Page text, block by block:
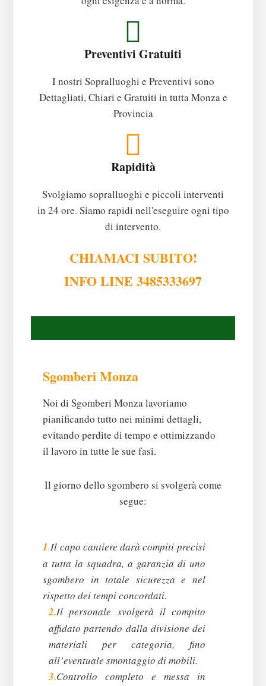
Preventivi Gratuiti
I nostri Sopralluoghi e Preventivi sono
Dettagliati, Chiari e Gratuiti in tutta Monza e
Provincia
Rapidità
Svolgiamo sopralluoghi e piccoli interventi
in 24 ore. Siamo rapidi nell'eseguire ogni tipo
di intervento.
CHIAMACI SUBITO!
INFO LINE 3485333697
Sgomberi Monza
Noi di Sgomberi Monza lavoriamo
pianificando tutto nei minimi dettagli,
evitando perdite di tempo e ottimizzando
il lavoro in tutte le sue fasi.
Il giorno dello sgombero si svolgerà come
segue:
1.Il capo cantiere darà compiti precisi
a tutta la squadra, a garanzia di uno
sgombero in totale sicurezza e nel
rispetto dei tempi concordati.
2.Il personale svolgerà il compito
affidato partendo dalla divisione dei
materiali per categoria, fino
all’eventuale smontaggio di mobili.
3.Controllo completo e messa in